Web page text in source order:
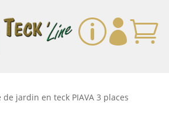
p 
de jardin en teck PIAVA 3 places